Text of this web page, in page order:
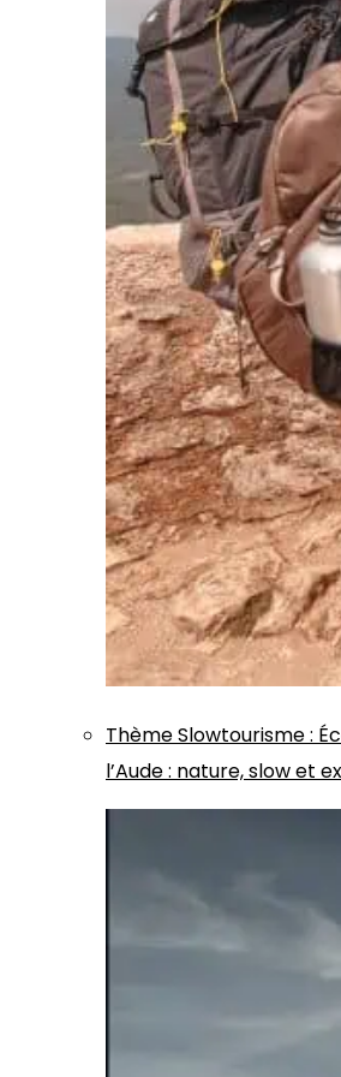
ThèmeSlowtourisme:
l’Aude : nature, slow et